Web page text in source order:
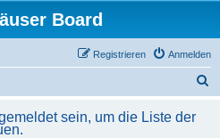
Board
Anmelden
Registrieren
sein, um die Liste der